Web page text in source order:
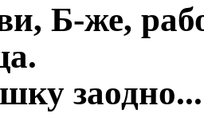
Б-же,
заодно...